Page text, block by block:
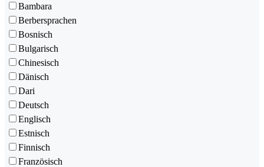
Bambara
Berbersprachen
Bosnisch
Bulgarisch
Chinesisch
Dänisch
Dari
Deutsch
Englisch
Estnisch
Finnisch
Französisch